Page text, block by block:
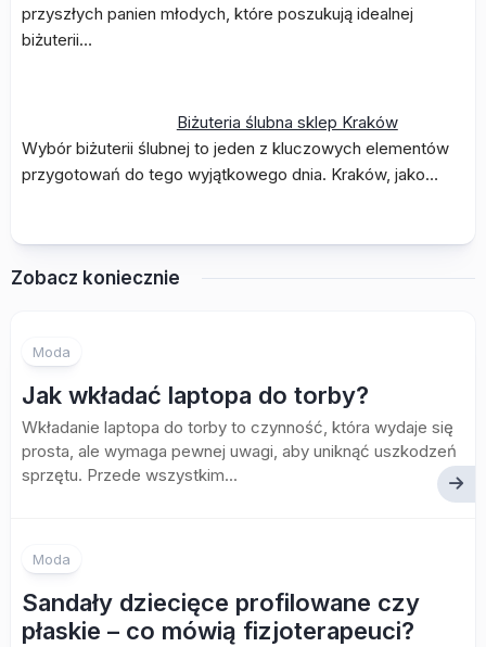
przyszłych panien młodych, które poszukują idealnej
biżuterii…
Biżuteria ślubna sklep Kraków
Wybór biżuterii ślubnej to jeden z kluczowych elementów
przygotowań do tego wyjątkowego dnia. Kraków, jako…
Zobacz koniecznie
Moda
Jak wkładać laptopa do torby?
Wkładanie laptopa do torby to czynność, która wydaje się
prosta, ale wymaga pewnej uwagi, aby uniknąć uszkodzeń
sprzętu. Przede wszystkim...
Moda
Sandały dziecięce profilowane czy
płaskie – co mówią fizjoterapeuci?